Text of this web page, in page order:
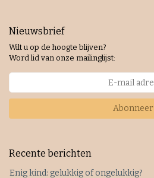
Nieuwsbrief
Wilt u op de hoogte blijven?
Word lid van onze mailinglijst:
Abonneer
Recente berichten
Enig kind: gelukkig of ongelukkig?